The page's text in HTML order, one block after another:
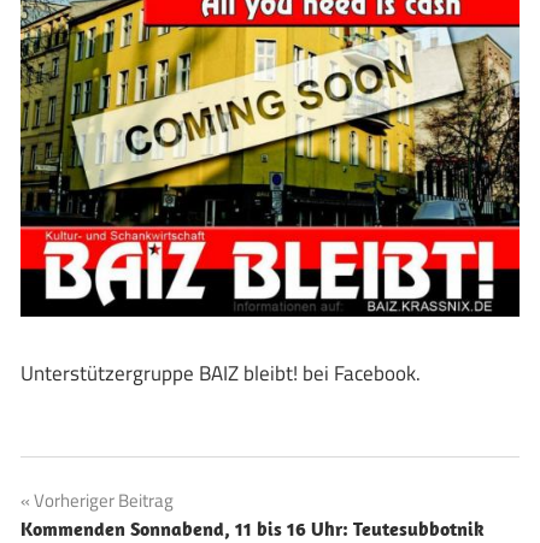
Unterstützergruppe BAIZ bleibt! bei Facebook.
Beitragsnavigation
Vorheriger Beitrag
Kommenden Sonnabend, 11 bis 16 Uhr: Teutesubbotnik